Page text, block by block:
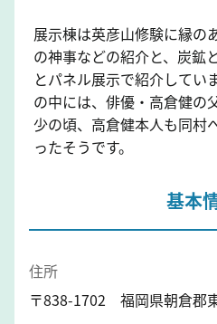
展示棟は英彦山修験に縁の
の神事などの紹介と、炭鉱
とパネル展示で紹介してい
の中には、俳優・高倉健の
少の頃、高倉健本人も同村
ったそうです。
基本
住所
〒838-1702 福岡県朝倉郡